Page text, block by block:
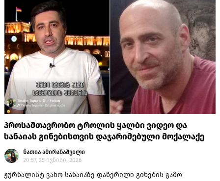
პატიმრობაშიც უშვებს.
პროსამთავრობო ტროლის ყალბი ვიდეო და
სანაიას გინებისთვის დაჯარიმებული მოქალაქე
ნათია ამირანაშვილი
20:57, 25 ივნისი, 2026
ჟურნალისტ ვახო სანაიაზე დაწერილი გინების გამო